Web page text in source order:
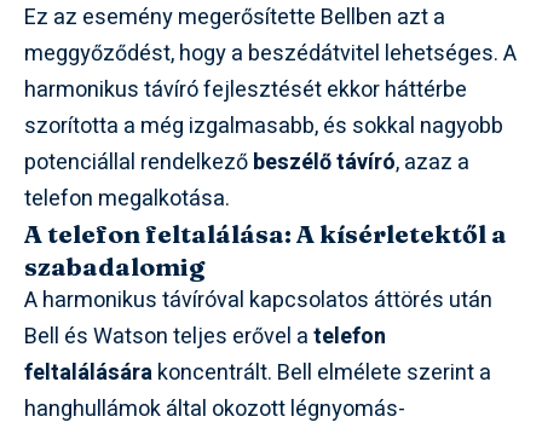
Ez az esemény megerősítette Bellben azt a
meggyőződést, hogy a beszédátvitel lehetséges. A
harmonikus távíró fejlesztését ekkor háttérbe
szorította a még izgalmasabb, és sokkal nagyobb
potenciállal rendelkezőbeszélő távíró, azaz a
telefon megalkotása.
A telefon feltalálása: A kísérletektől a
szabadalomig
A harmonikus távíróval kapcsolatos áttörés után
Bell és Watson teljes erővel atelefon
feltalálásárakoncentrált. Bell elmélete szerint a
hanghullámok által okozott légnyomás-